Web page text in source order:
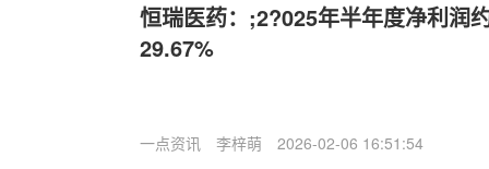
恒瑞医药：;2?025年半年度净利润
29.67%
一点资讯 李梓萌 2026-02-06 16:51:54